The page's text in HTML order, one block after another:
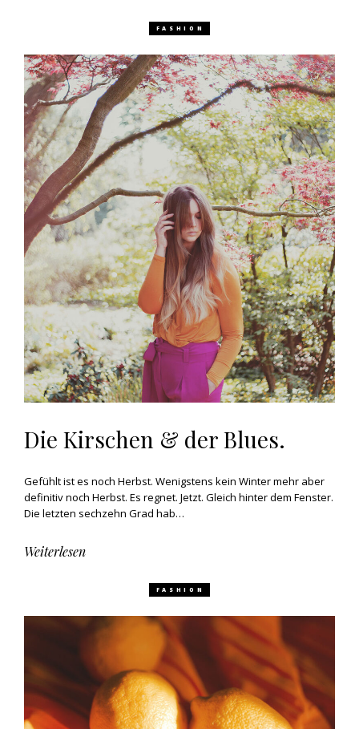
FASHION
Die Kirschen & der Blues.
Gefühlt ist es noch Herbst. Wenigstens kein Winter mehr aber
definitiv noch Herbst. Es regnet. Jetzt. Gleich hinter dem Fenster.
Die letzten sechzehn Grad hab…
Weiterlesen
FASHION